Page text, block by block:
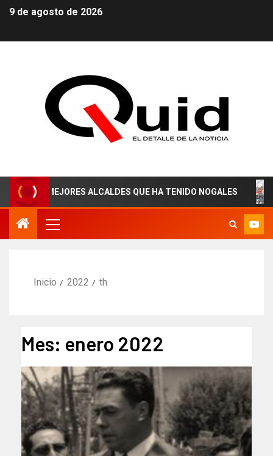
9 de agosto de 2026
ALCALDES QUE HA TENIDO NOGALES
Inicio 2022 th
Mes: enero 2022